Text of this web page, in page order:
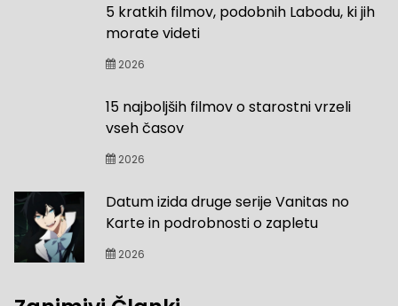
5 kratkih filmov, podobnih Labodu, ki jih
morate videti
2026
15 najboljših filmov o starostni vrzeli
vseh časov
2026
Datum izida druge serije Vanitas no
Karte in podrobnosti o zapletu
2026